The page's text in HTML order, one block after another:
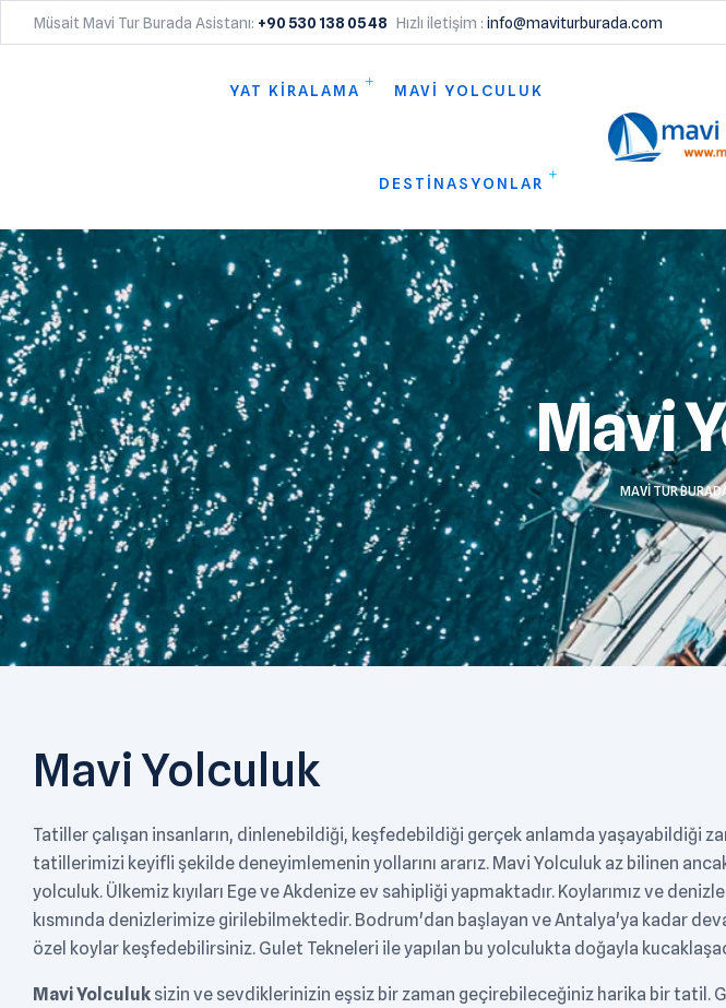
Müsait Mavi Tur Burada Asistanı: +90 530 138 05 48 Hızlı iletişim : info@maviturburada.com
YAT KİRALAMA MAVİ YOLCULUK
DESTİNASYONLAR
Mavi
MAVI TUR
Mavi Yolculuk
Tatiller çalışan insanların, dinlenebildiği, keşfedebildiği gerçek anlamda yaşayabildiği
tatillerimizi keyifli şekilde deneyimlemenin yollarını ararız. Mavi Yolculuk az bilinen
yolculuk. Ülkemiz kıyıları Ege ve Akdenize ev sahipliği yapmaktadır. Koylarımız ve
kısmında denizlerimize girilebilmektedir. Bodrum'dan başlayan ve Antalya'ya kadar
özel koylar keşfedebilirsiniz. Gulet Tekneleri ile yapılan bu yolculukta doğayla
Mavi Yolculuk sizin ve sevdiklerinizin eşsiz bir zaman geçirebileceğiniz harika bir tatil.